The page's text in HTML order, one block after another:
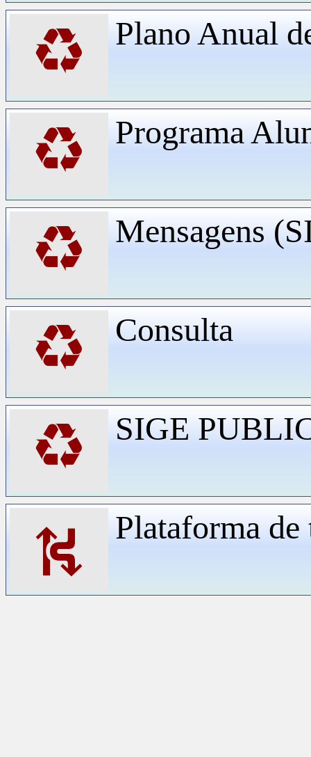
♻ Plano Anual
♻ Programa
♻ Mensagens
♻ Consulta
♻ SIGE
⛕ Plataforma de